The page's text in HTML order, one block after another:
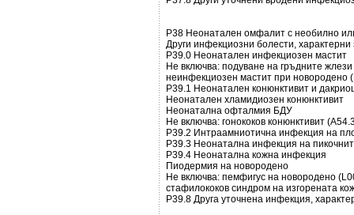
Р38 Неонатален омфалит с необилно
Други инфекциозни болести,
Р39.0 Неонатален инфекциозен мастит
Не включва: подуване на гръдните
неинфекциозен мастит при новородено
Р39.1 Неонатален конюнктивит и
Неонатален хламидиозен конюнктивит
Неонатална офталмия БДУ
Не включва: гонококов конюнктивит
Р39.2 Интраамниотична инфекция на
Р39.3 Неонатална инфекция на
Р39.4 Неонатална кожна инфекция
Пиодермия на новородено
Не включва: пемфигус на новородено
стафилококов синдром на изгорената
Р39.8 Друга уточнена инфекция,